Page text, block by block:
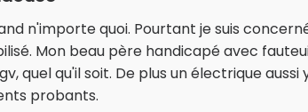
n'importe quoi. Pourtant je suis
Mon beau père handicapé avec
quel qu'il soit. De plus un électrique
probants.